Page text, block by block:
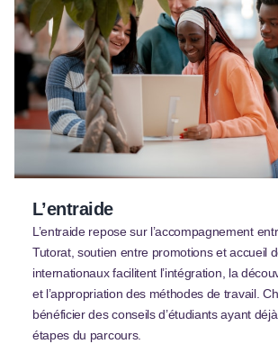
L’entraide
L’entraide repose sur l’accompagnement
Tutorat, soutien entre promotions et accueil
internationaux facilitent l’intégration, la
et l’appropriation des méthodes de travail.
bénéficier des conseils d’étudiants ayant
étapes du parcours.